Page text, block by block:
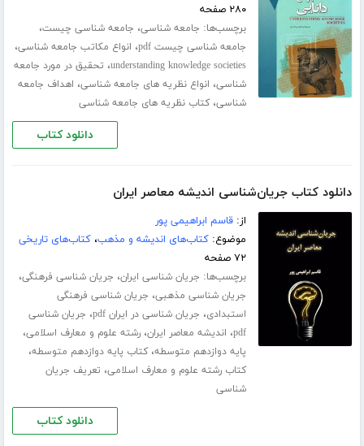
۲۸۰ صفحه
برچسب‌ها: جامعه شناسی، جامعه شناسی چیست،
جامعه شناسی چیست pdf ، انواع مکاتب جامعه شناسی،
understanding knowledge societies، تحقیق در مورد جامعه
شناسی، انواع نظریه های جامعه شناسی، اهداف جامعه
شناسی،کتاب نظریه های جامعه شناسی
دانلود کتاب
دانلود کتاب جریان‌شناسی اندیشه معاصر ایران
از:قاسم ابراهیمی پور
موضوع:کتاب‌های اندیشه و مذهب،کتاب‌های تاریخی
۷۲ صفحه
برچسب‌ها: جریان شناسی ایران، جریان شناسی فرهنگی،
جریان شناسی مذهبی، جریان شناسی فرهنگی
استبدادی، جریان شناسی در ایران pdf ، جریان شناسی
pdf، اندیشه معاصر ایران،رشته علوم و معارف اسلامی،
پایه دوازدهم متوسطه،کتاب پایه دوازدهم متوسطه،
کتاب رشته علوم و معارف اسلامی، تعریف جریان
شناسی
دانلود کتاب